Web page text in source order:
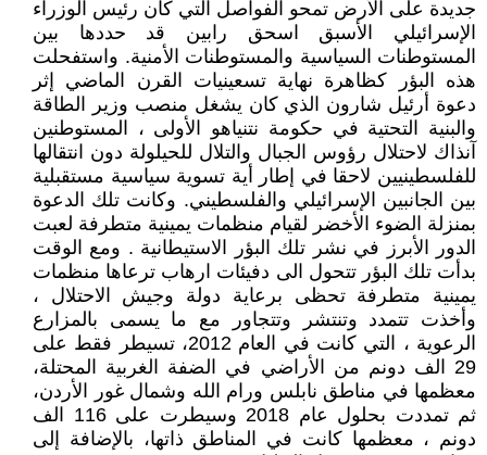
جديدة على الأرض تمحو الفواصل التي كان رئيس الوزراء
الإسرائيلي الأسبق اسحق رابين قد حددها بين
المستوطنات السياسية والمستوطنات الأمنية. واستفحلت
هذه البؤر كظاهرة نهاية تسعينيات القرن الماضي إثر
دعوة أرئيل شارون الذي كان يشغل منصب وزير الطاقة
والبنية التحتية في حكومة نتنياهو الأولى ، المستوطنين
آنذاك لاحتلال رؤوس الجبال والتلال للحيلولة دون انتقالها
للفلسطينيين لاحقا في إطار أية تسوية سياسية مستقبلية
بين الجانبين الإسرائيلي والفلسطيني. وكانت تلك الدعوة
بمنزلة الضوء الأخضر لقيام منظمات يمينية متطرفة لعبت
الدور الأبرز في نشر تلك البؤر الاستيطانية . ومع الوقت
بدأت تلك البؤر تتحول الى دفيئات ارهاب ترعاها منظمات
يمينية متطرفة تحظى برعاية دولة وجيش الاحتلال ،
وأخذت تتمدد وتنتشر وتتجاور مع ما يسمى بالمزارع
الرعوية ، التي كانت في العام 2012، تسيطر فقط على
29 الف دونم من الأراضي في الضفة الغربية المحتلة،
معظمها في مناطق نابلس ورام الله وشمال غور الأردن،
ثم تمددت بحلول عام 2018 وسيطرت على 116 الف
دونم ، معظمها كانت في المناطق ذاتها، بالإضافة إلى